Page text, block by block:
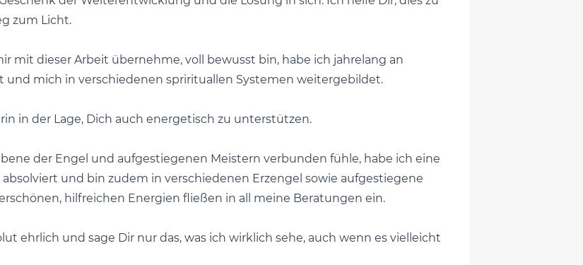
zum Licht.
mit dieser Arbeit übernehme, voll bewusst bin, habe ich jahrelang an
mich in verschiedenen sprirituallen Systemen weitergebildet.
in der Lage, Dich auch energetisch zu unterstützen.
der Engel und aufgestiegenen Meistern verbunden fühle, habe ich eine
und bin zudem in verschiedenen Erzengel sowie aufgestiegene
hilfreichen Energien fließen in all meine Beratungen ein.
ehrlich und sage Dir nur das, was ich wirklich sehe, auch wenn es vielleicht